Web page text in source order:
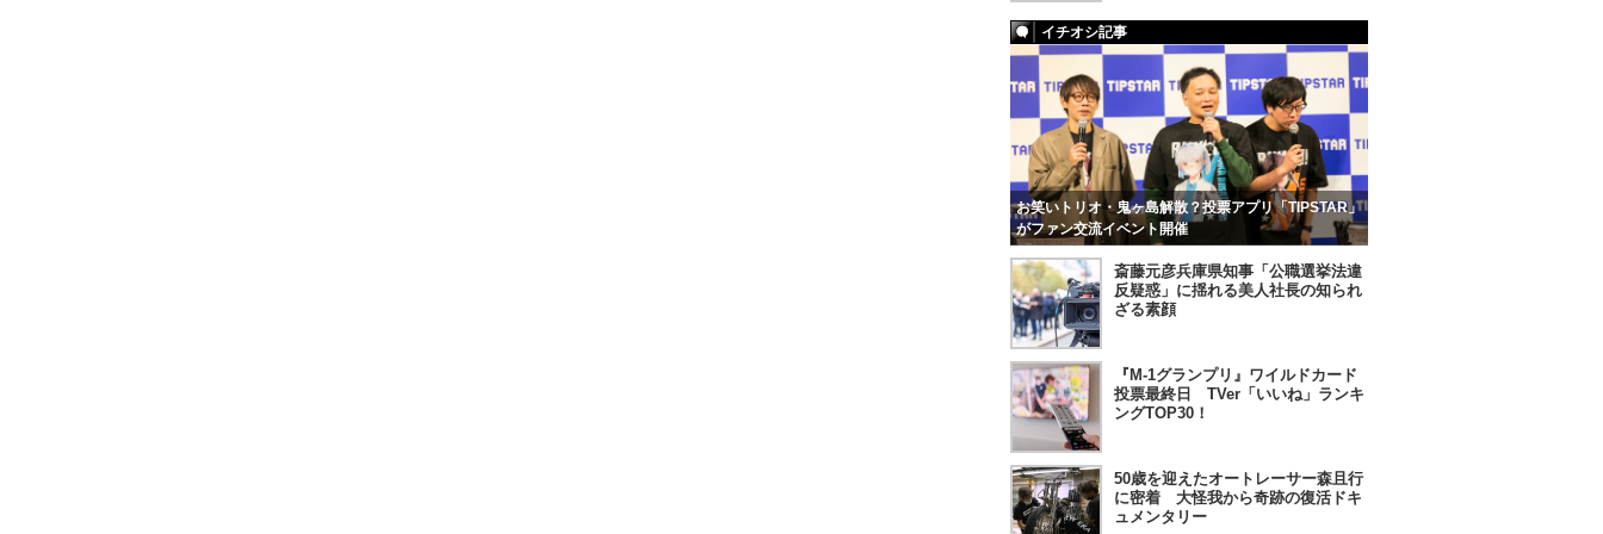
イチオシ記事
お笑いトリオ・鬼ヶ島解散？投票アプリ「TIPSTAR」
がファン交流イベント開催
斎藤元彦兵庫県知事「公職選挙法違
反疑惑」に揺れる美人社長の知られ
ざる素顔
『M-1グランプリ』ワイルドカード
投票最終日 TVer「いいね」ランキ
ングTOP30！
50歳を迎えたオートレーサー森且行
に密着 大怪我から奇跡の復活ドキ
ュメンタリー